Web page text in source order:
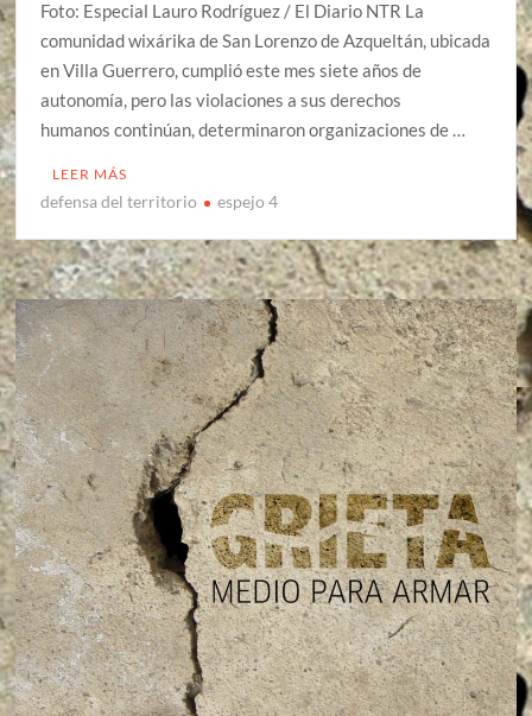
Foto: Especial Lauro Rodríguez / El Diario NTR La
comunidad wixárika de San Lorenzo de Azqueltán, ubicada
en Villa Guerrero, cumplió este mes siete años de
autonomía, pero las violaciones a sus derechos
humanos continúan, determinaron organizaciones de …
LEER MÁS
defensa del territorio espejo 4